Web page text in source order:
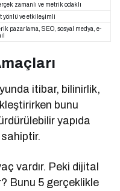
zamanlı ve metrik odaklı
yönlü ve etkileşimli
pazarlama, SEO, sosyal medya, e-
itibar, bilinirlik,
bunu
yapıda
vardır. Peki dijital
Bunu 5 gerçeklikle